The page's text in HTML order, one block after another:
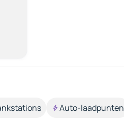
Auto-laadpunten